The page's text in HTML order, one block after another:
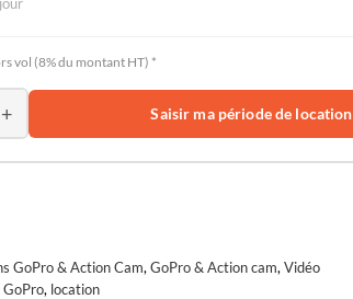
vol (8% du montant HT) *
+ Saisir ma période de location
GoPro & Action Cam, GoPro & Action cam, Vidéo
GoPro, location